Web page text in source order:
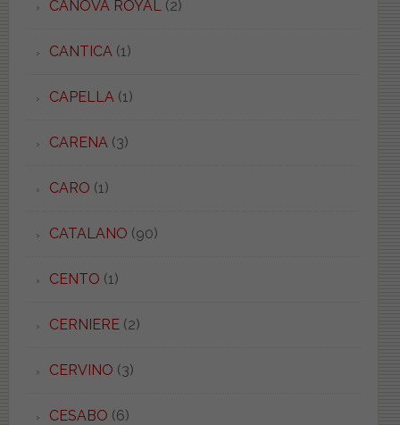
CANOVA ROYAL(2)
CANTICA(1)
CAPELLA(1)
CARENA(3)
CARO (1)
CATALANO (90)
CENTO (1)
CERNIERE(2)
CERVINO (3)
CESABO (6)